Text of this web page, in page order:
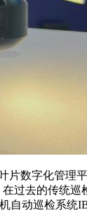
字化管理
过去的传统
动巡检系